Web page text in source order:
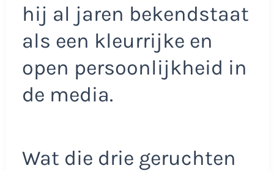
hij al jaren bekendstaat
als een kleurrijke en
open persoonlijkheid in
de media.
Wat die drie geruchten